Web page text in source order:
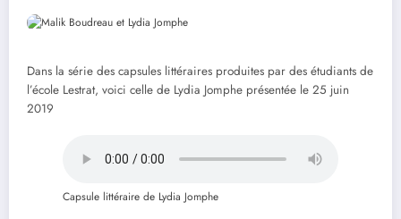
Dans la série des capsules littéraires produites par des étudiants de
l’école Lestrat, voici celle de Lydia Jomphe présentée le 25 juin
2019
Capsule littéraire de Lydia Jomphe